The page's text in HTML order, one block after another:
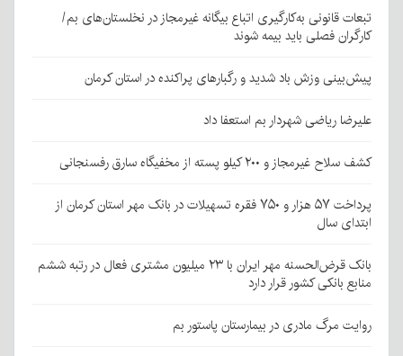
تبعات قانونی به‌کارگیری اتباع بیگانه غیرمجاز در نخلستان‌های بم/
کارگران فصلی باید بیمه شوند
پیش‌بینی وزش باد شدید و رگبارهای پراکنده در استان کرمان
علیرضا ریاضی شهردار بم استعفا داد
کشف سلاح غیرمجاز و ۲۰۰ کیلو پسته از مخفیگاه سارق رفسنجانی
پرداخت ۵۷ هزار و ۷۵۰ فقره تسهیلات در بانک مهر استان کرمان از
ابتدای سال
بانک قرض‌الحسنه مهر ایران با ۲۳ میلیون مشتری فعال در رتبه ششم
منابع بانکی کشور قرار دارد
روایت مرگ مادری در بیمارستان پاستور بم